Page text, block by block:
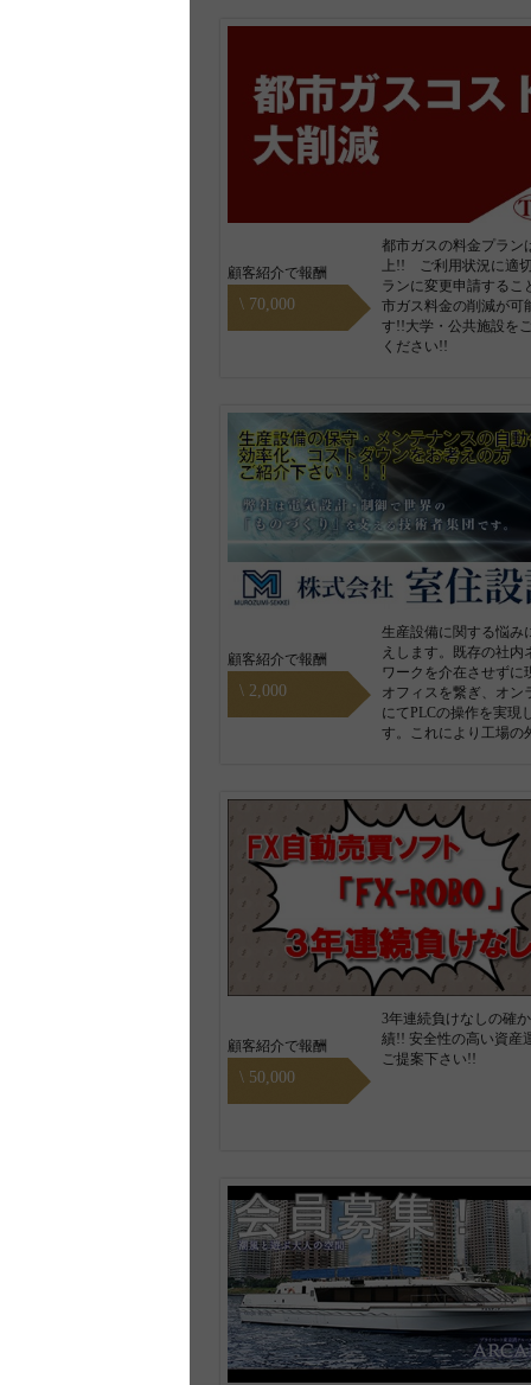
都市ガスの料金プラン
上!! ご利用状況に適
ランに変更申請するこ
市ガス料金の削減が可
す!!大学・公共施設を
ください!!
\ 70,000
顧客紹介で報酬
生産設備に関する悩み
えします。既存の社内
ワークを介在させずに
オフィスを繋ぎ、オン
にてPLCの操作を実現
す。これにより工場の
\ 2,000
顧客紹介で報酬
3年連続負けなしの確
績!! 安全性の高い資産
ご提案下さい!!
\ 50,000
顧客紹介で報酬